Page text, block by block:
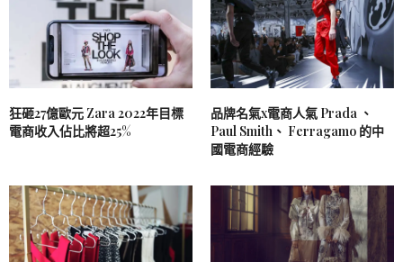
狂砸27億歐元 Zara 2022年目標
電商收入佔比將超25%
品牌名氣x電商人氣 Prada 、
Paul Smith、 Ferragamo 的中
國電商經驗